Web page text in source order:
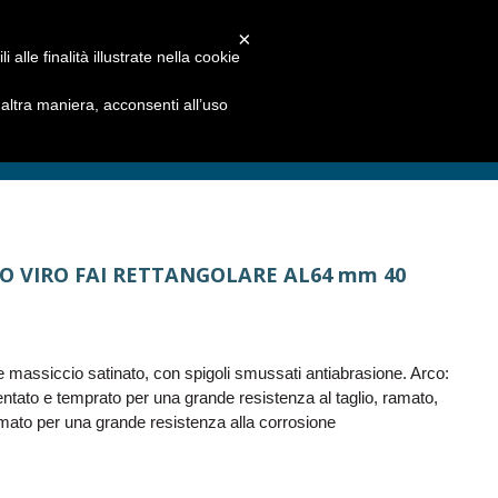
VIRO FAI RETTANGOLARE AL64 mm 40
massiccio satinato, con spigoli smussati antiabrasione. Arco:
e temprato per una grande resistenza al taglio, ramato,
per una grande resistenza alla corrosione
×
alle finalità illustrate nella cookie
maniera, acconsenti all’uso